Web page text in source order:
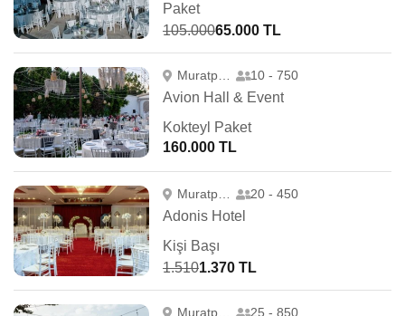
Paket
105.00065.000 TL
Muratpaşa 10 - 750
Avion Hall & Event
Kokteyl Paket
160.000 TL
Muratpaşa 20 - 450
Adonis Hotel
Kişi Başı
1.5101.370 TL
Muratpaşa 25 - 850